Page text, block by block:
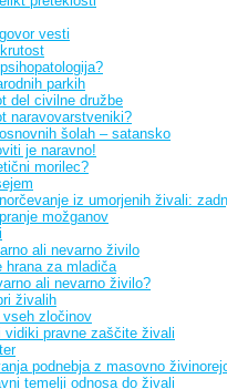
vesti
parkih
del civilne družbe
naravovarstveniki?
šolah – satansko
je naravno!
morilec?
iz umorjenih živali:
možganov
ali nevarno živilo
hrana za mladiča
ali nevarno živilo?
živalih
vseh zločinov
vidiki pravne zaščite živali
podnebja z masovno
temelji odnosa do živali